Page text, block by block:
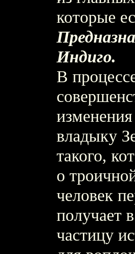
которые
Индиго.
В
владыку
такого,
о
человек
получает
частицу